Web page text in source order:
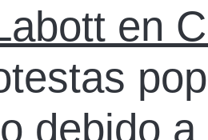
en
debido